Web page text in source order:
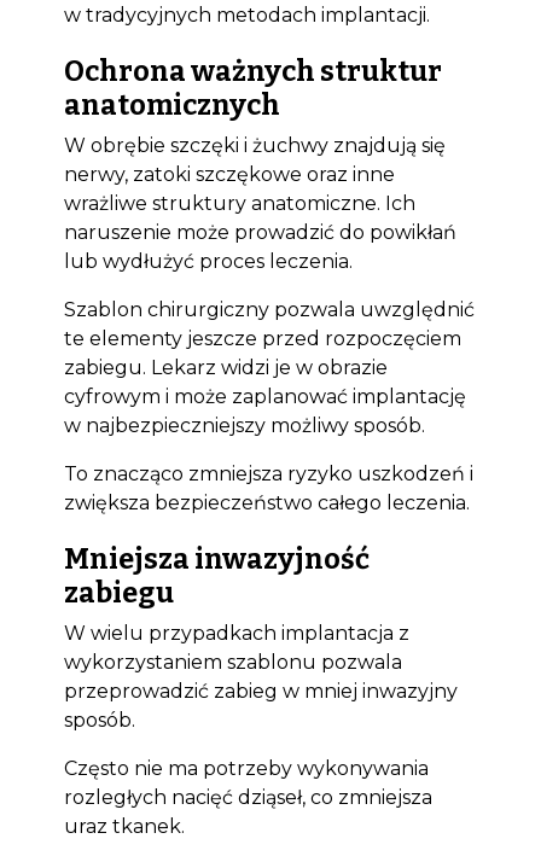
w tradycyjnych metodach implantacji.
Ochrona ważnych struktur
anatomicznych
W obrębie szczęki i żuchwy znajdują się
nerwy, zatoki szczękowe oraz inne
wrażliwe struktury anatomiczne. Ich
naruszenie może prowadzić do powikłań
lub wydłużyć proces leczenia.
Szablon chirurgiczny pozwala uwzględnić
te elementy jeszcze przed rozpoczęciem
zabiegu. Lekarz widzi je w obrazie
cyfrowym i może zaplanować implantację
w najbezpieczniejszy możliwy sposób.
To znacząco zmniejsza ryzyko uszkodzeń i
zwiększa bezpieczeństwo całego leczenia.
Mniejsza inwazyjność
zabiegu
W wielu przypadkach implantacja z
wykorzystaniem szablonu pozwala
przeprowadzić zabieg w mniej inwazyjny
sposób.
Często nie ma potrzeby wykonywania
rozległych nacięć dziąseł, co zmniejsza
uraz tkanek.
Bioclinic